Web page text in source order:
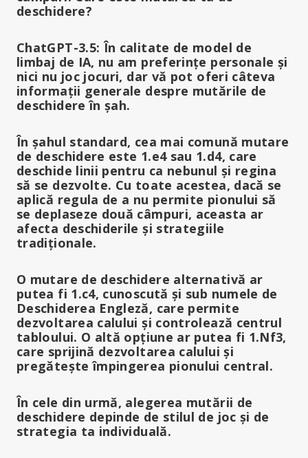
deschidere?
ChatGPT-3.5: În calitate de model de
limbaj de IA, nu am preferințe personale și
nici nu joc jocuri, dar vă pot oferi câteva
informații generale despre mutările de
deschidere în șah.
În șahul standard, cea mai comună mutare
de deschidere este 1.e4 sau 1.d4, care
deschide linii pentru ca nebunul și regina
să se dezvolte. Cu toate acestea, dacă se
aplică regula de a nu permite pionului să
se deplaseze două câmpuri, aceasta ar
afecta deschiderile și strategiile
tradiționale.
O mutare de deschidere alternativă ar
putea fi 1.c4, cunoscută și sub numele de
Deschiderea Engleză, care permite
dezvoltarea calului și controlează centrul
tabloului. O altă opțiune ar putea fi 1.Nf3,
care sprijină dezvoltarea calului și
pregătește împingerea pionului central.
În cele din urmă, alegerea mutării de
deschidere depinde de stilul de joc și de
strategia ta individuală.